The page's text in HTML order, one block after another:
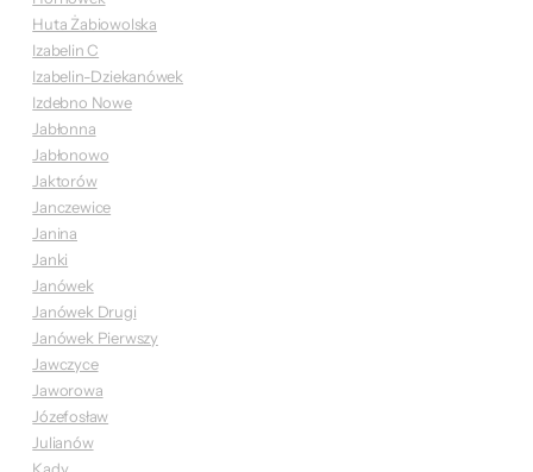
Huta Żabiowolska
Izabelin C
Izabelin-Dziekanówek
Izdebno Nowe
Jabłonna
Jabłonowo
Jaktorów
Janczewice
Janina
Janki
Janówek
Janówek Drugi
Janówek Pierwszy
Jawczyce
Jaworowa
Józefosław
Julianów